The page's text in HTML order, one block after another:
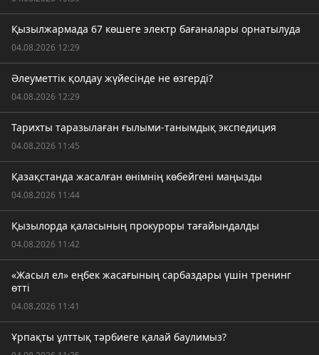
Қызылжармада 67 көшеге электр бағаналары орнатылуда
04.08.2026 12:29
Әлеуметтік қолдау жүйесінде не өзгерді?
04.08.2026 12:29
Тарихты таразылаған ғылыми-танымдық экспедиция
04.08.2026 11:45
Қазақстанда жасалған өнімнің көбейгені маңызды
04.08.2026 11:44
Қызылорда қаласының прокуроры тағайындалды
04.08.2026 11:42
«Жасыл ел» еңбек жасағының сарбаздары үшін тренинг
өтті
04.08.2026 11:41
Ұрпақты ұлттық тәрбиеге қалай баулимыз?